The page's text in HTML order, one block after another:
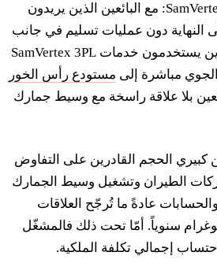
أين يفوز الشحن الجوي SamVertex: مع البائعين الذين يريدون
النهاية دون عمليات تسليم في جانب
الإمارات، ومع البائعين الذين يستخدمون خدمات SamVertex 3PL
مباشرة إلى مستودع رأس الخور
بلا علاقة راسخة مع وسيط جمارك
كبيري الحجم القادرين على التفاوض
الطيران وتشغيل وسيط الجمارك
عادةً ما تُرجّح العلاقات
فوق 50,000 كيلوغرام سنوياً. أمّا تحت ذلك فالمشغّل
إجمالي تكلفة الملكية.